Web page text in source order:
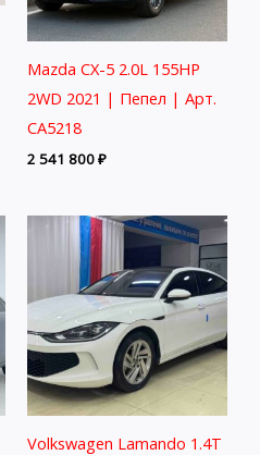
Mazda CX-5 2.0L 155HP
2WD 2021 | Пепел | Арт.
CA5218
2 541 800₽
Volkswagen Lamando 1.4T